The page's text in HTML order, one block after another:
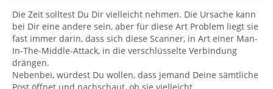
Die Zeit solltest Du Dir vielleicht nehmen. Die Ursache kann
bei Dir eine andere sein, aber für diese Art Problem liegt sie
fast immer darin, dass sich diese Scanner, in Art einer Man-
In-The-Middle-Attack, in die verschlüsselte Verbindung
drängen.
Nebenbei, würdest Du wollen, dass jemand Deine sämtliche